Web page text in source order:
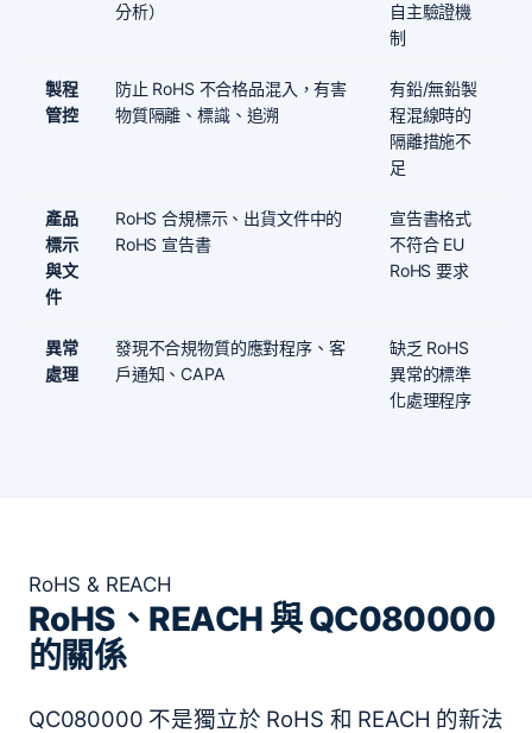
分析）
自主驗證機
制
製程
管控
防止 RoHS 不合格品混入，有害
物質隔離、標識、追溯
有鉛/無鉛製
程混線時的
隔離措施不
足
產品
標示
與文
件
RoHS 合規標示、出貨文件中的
RoHS 宣告書
宣告書格式
不符合 EU
RoHS 要求
異常
處理
發現不合規物質的應對程序、客
戶通知、CAPA
缺乏 RoHS
異常的標準
化處理程序
RoHS & REACH
RoHS、REACH 與 QC080000
的關係
QC080000 不是獨立於 RoHS 和 REACH 的新法